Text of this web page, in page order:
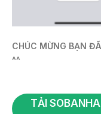
CHÚC MỪNG BẠN
^^
TẢI